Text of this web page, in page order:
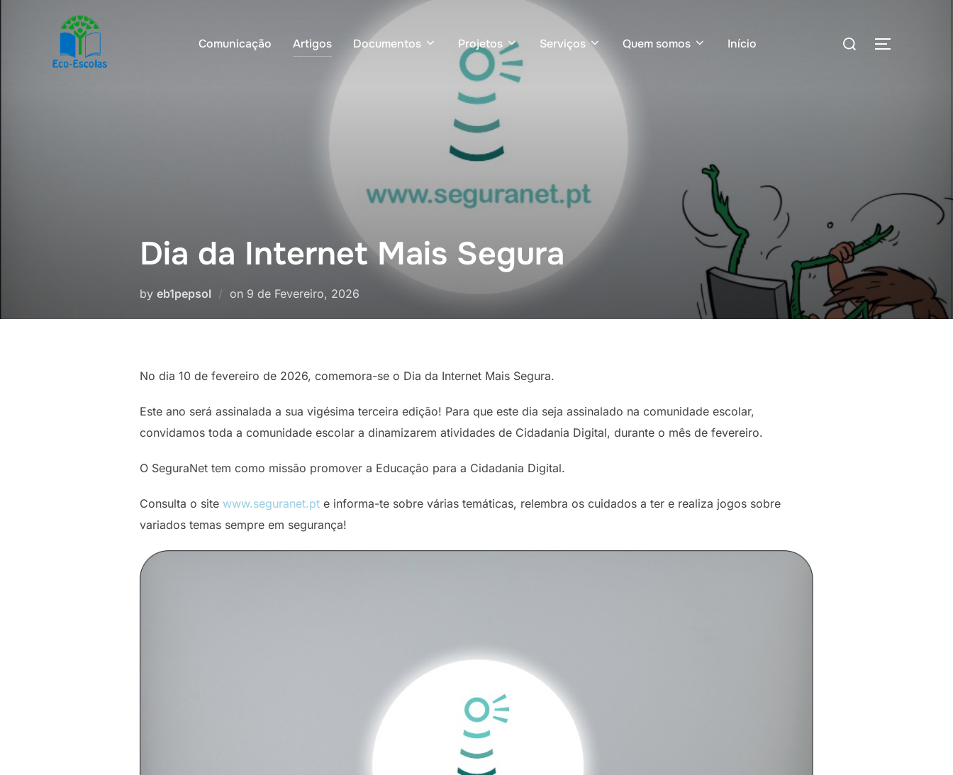
Comunicação Artigos Documentos Projetos Serviços Quem somos Início
Dia da Internet Mais Segura
by eb1pepsol on 9 de Fevereiro, 2026
No dia 10 de fevereiro de 2026, comemora-se o Dia da Internet Mais Segura.
Este ano será assinalada a sua vigésima terceira edição! Para que este dia seja assinalado na comunidade escolar,
convidamos toda a comunidade escolar a dinamizarem atividades de Cidadania Digital, durante o mês de fevereiro.
O SeguraNet tem como missão promover a Educação para a Cidadania Digital.
Consulta o site www.seguranet.pt e informa-te sobre várias temáticas, relembra os cuidados a ter e realiza jogos sobre
variados temas sempre em segurança!